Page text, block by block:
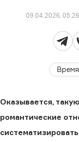
09.04.2026, 05:26
Оказывается,
романтические